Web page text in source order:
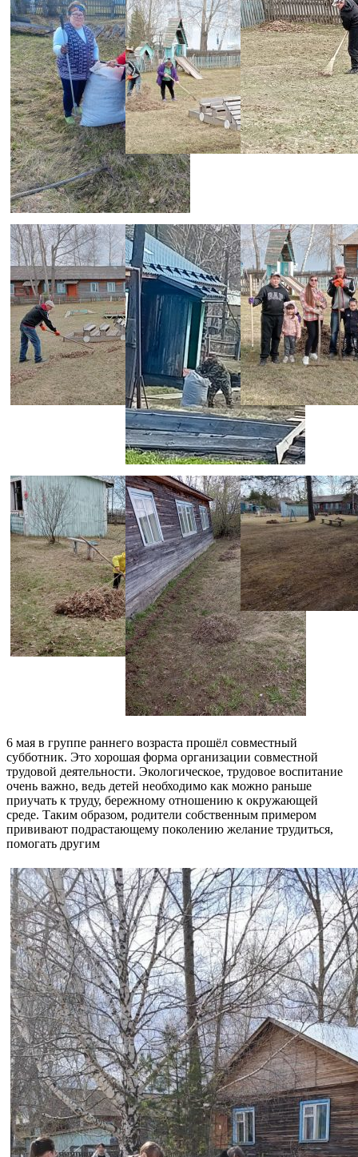
6 мая в группе раннего возраста прошёл совместный
субботник. Это хорошая форма организации совместной
трудовой деятельности. Экологическое, трудовое воспитание
очень важно, ведь детей необходимо как можно раньше
приучать к труду, бережному отношению к окружающей
среде. Таким образом, родители собственным примером
прививают подрастающему поколению желание трудиться,
помогать другим